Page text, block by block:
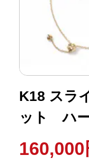
K18 スラ
ット ハ
ー B917-Y
160,000